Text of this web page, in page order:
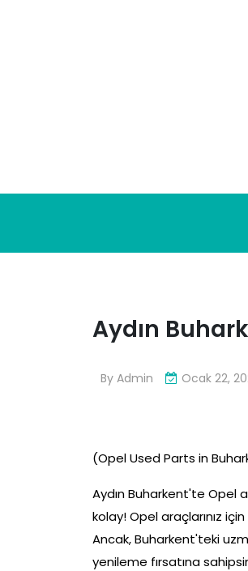
Aydın
By Admin Ocak 22,
(Opel Used Parts in
Aydın Buharkent'te Opel
kolay! Opel araçlarınız
Ancak, Buharkent'teki
yenileme fırsatına